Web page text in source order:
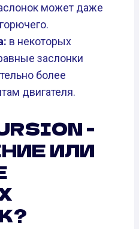
может даже
в некоторых
заслонки
более
двигателя.
-
ИЛИ